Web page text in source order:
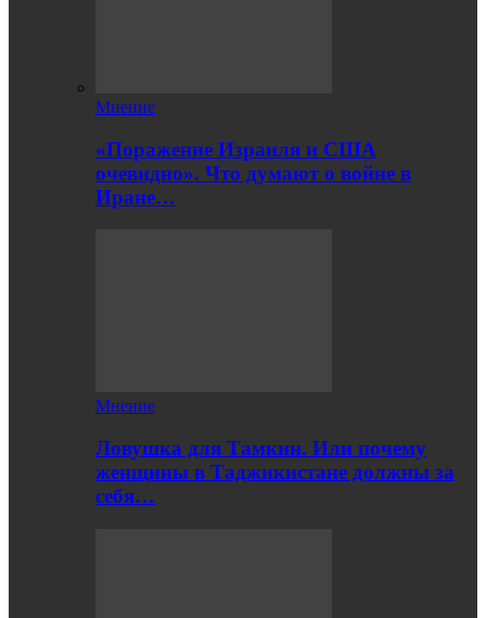
Мнение
«Поражение Израиля и США
очевидно». Что думают о войне в
Иране…
Мнение
Ловушка для Тамкин. Или почему
женщины в Таджикистане должны за
себя…